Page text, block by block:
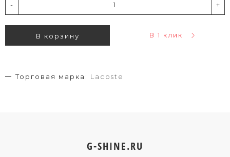
- +
В корзину В 1 клик
Торговая марка: Lacoste
G-SHINE.RU